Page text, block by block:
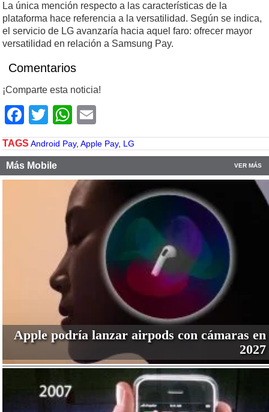
La única mención respecto a las características de la
plataforma hace referencia a la versatilidad. Según se indica,
el servicio de LG avanzaría hacia aquel faro: ofrecer mayor
versatilidad en relación a Samsung Pay.
Comentarios
¡Comparte esta noticia!
Facebook
TwitterWhatsApp
TAGS Android Pay, Apple Pay, LG
Más Mobile VER MÁS
Apple podría lanzar airpods con cámaras en
2027